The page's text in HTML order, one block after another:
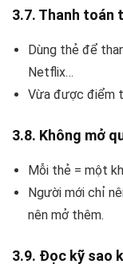
3.7. Thanh toán
Dùng thẻ để
Netflix…
Vừa được điểm
3.8. Không mở
Mỗi thẻ = một
Người mới chỉ
nên mở thêm.
3.9. Đọc kỹ sao